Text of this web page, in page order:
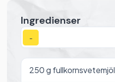
Ingredienser
−
250g fullkornsvetemjöl